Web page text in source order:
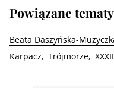
Powiązane tematy
Beata Daszyńska-
Karpacz
Trójmorze